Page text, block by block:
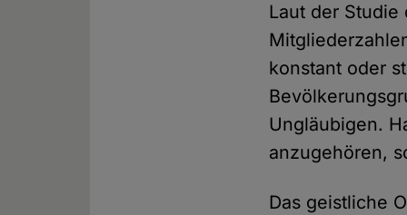
Laut der Studie
konstant oder
Ungläubigen.
anzugehören,
Das geistliche